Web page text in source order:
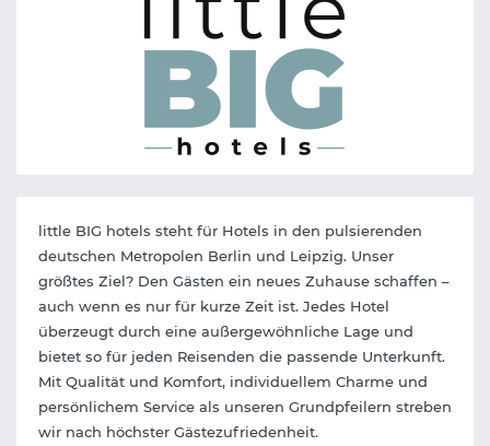
little BIG hotels steht für Hotels in den pulsierenden
deutschen Metropolen Berlin und Leipzig. Unser
größtes Ziel? Den Gästen ein neues Zuhause schaffen –
auch wenn es nur für kurze Zeit ist. Jedes Hotel
überzeugt durch eine außergewöhnliche Lage und
bietet so für jeden Reisenden die passende Unterkunft.
Mit Qualität und Komfort, individuellem Charme und
persönlichem Service als unseren Grundpfeilern streben
wir nach höchster Gästezufriedenheit.